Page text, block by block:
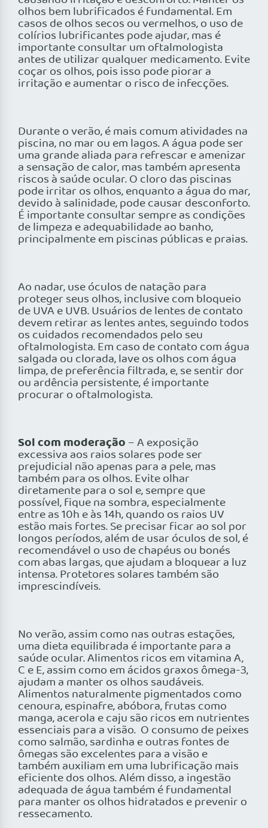
olhos bem lubrificados é fundamental. Em
casos de olhos secos ou vermelhos, o uso de
colírios lubrificantes pode ajudar, mas é
importante consultar um oftalmologista
antes de utilizar qualquer medicamento. Evite
coçar os olhos, pois isso pode piorar a
irritação e aumentar o risco de infecções.
Durante o verão, é mais comum atividades na
piscina, no mar ou em lagos. A água pode ser
uma grande aliada para refrescar e amenizar
a sensação de calor, mas também apresenta
riscos à saúde ocular. O cloro das piscinas
pode irritar os olhos, enquanto a água do mar,
devido à salinidade, pode causar desconforto.
É importante consultar sempre as condições
de limpeza e adequabilidade ao banho,
principalmente em piscinas públicas e praias.
Ao nadar, use óculos de natação para
proteger seus olhos, inclusive com bloqueio
de UVA e UVB. Usuários de lentes de contato
devem retirar as lentes antes, seguindo todos
os cuidados recomendados pelo seu
oftalmologista. Em caso de contato com água
salgada ou clorada, lave os olhos com água
limpa, de preferência filtrada, e, se sentir dor
ou ardência persistente, é importante
procurar o oftalmologista.
Sol com moderação – A exposição
excessiva aos raios solares pode ser
prejudicial não apenas para a pele, mas
também para os olhos. Evite olhar
diretamente para o sol e, sempre que
possível, fique na sombra, especialmente
entre as 10h e às 14h, quando os raios UV
estão mais fortes. Se precisar ficar ao sol por
longos períodos, além de usar óculos de sol, é
recomendável o uso de chapéus ou bonés
com abas largas, que ajudam a bloquear a luz
intensa. Protetores solares também são
imprescindíveis.
No verão, assim como nas outras estações,
uma dieta equilibrada é importante para a
saúde ocular. Alimentos ricos em vitamina A,
C e E, assim como em ácidos graxos ômega-3,
ajudam a manter os olhos saudáveis.
Alimentos naturalmente pigmentados como
cenoura, espinafre, abóbora, frutas como
manga, acerola e caju são ricos em nutrientes
essenciais para a visão. O consumo de peixes
como salmão, sardinha e outras fontes de
ômegas são excelentes para a visão e
também auxiliam em uma lubrificação mais
eficiente dos olhos. Além disso, a ingestão
adequada de água também é fundamental
para manter os olhos hidratados e prevenir o
ressecamento.